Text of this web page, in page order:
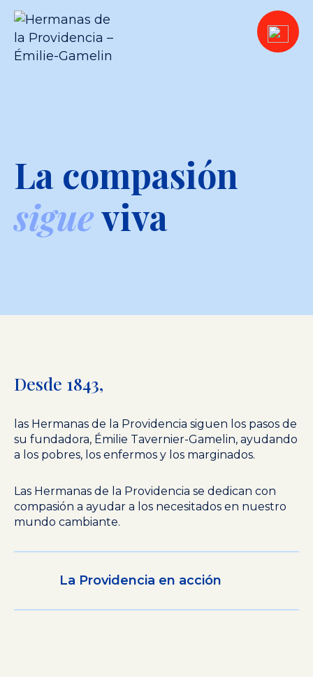
La compasión
sigueviva
Desde 1843,
las Hermanas de la Providencia siguen los pasos de
su fundadora, Émilie Tavernier-Gamelin, ayudando
a los pobres, los enfermos y los marginados.
Las Hermanas de la Providencia se dedican con
compasión a ayudar a los necesitados en nuestro
mundo cambiante.
La Providencia en acción